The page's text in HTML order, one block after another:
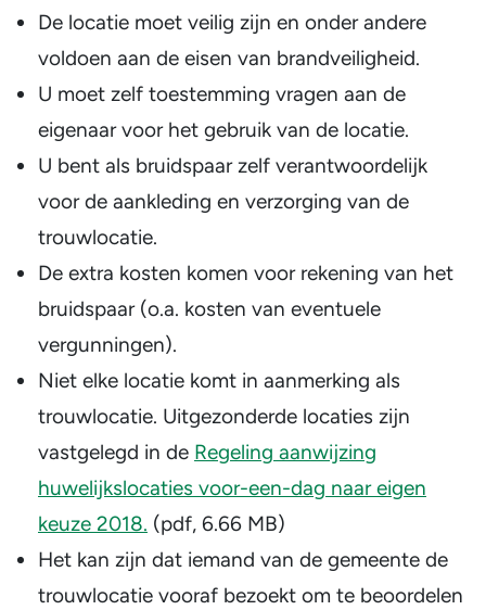
De locatie moet veilig zijn en onder andere
voldoen aan de eisen van brandveiligheid.
U moet zelf toestemming vragen aan de
eigenaar voor het gebruik van de locatie.
U bent als bruidspaar zelf verantwoordelijk
voor de aankleding en verzorging van de
trouwlocatie.
De extra kosten komen voor rekening van het
bruidspaar (o.a. kosten van eventuele
vergunningen).
Niet elke locatie komt in aanmerking als
trouwlocatie. Uitgezonderde locaties zijn
vastgelegd in de Regeling aanwijzing
huwelijkslocaties voor-een-dag naar eigen
keuze 2018. (pdf, 6.66 MB)
Het kan zijn dat iemand van de gemeente de
trouwlocatie vooraf bezoekt om te beoordelen